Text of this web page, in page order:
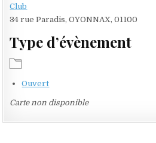
Club
34 rue Paradis, OYONNAX, 01100
Type d’évènement
Ouvert
Carte non disponible